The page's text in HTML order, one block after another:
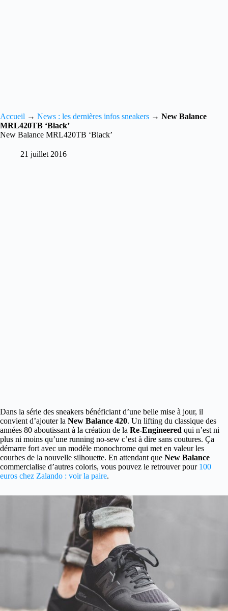
Accueil → News : les dernières infos sneakers → New Balance
MRL420TB ‘Black’
New Balance MRL420TB ‘Black’
21 juillet 2016
Dans la série des sneakers bénéficiant d’une belle mise à jour, il
convient d’ajouter la New Balance 420. Un lifting du classique des
années 80 aboutissant à la création de la Re-Engineered qui n’est ni
plus ni moins qu’une running no-sew c’est à dire sans coutures. Ça
démarre fort avec un modèle monochrome qui met en valeur les
courbes de la nouvelle silhouette. En attendant que New Balance
commercialise d’autres coloris, vous pouvez le retrouver pour 100
euros chez Zalando : voir la paire.